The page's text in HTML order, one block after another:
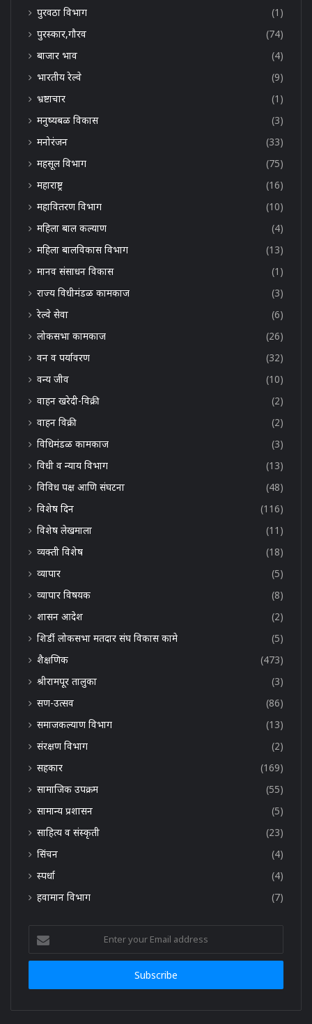
पुरवठा विभाग
(1)
पुरस्कार,गौरव
(74)
बाजार भाव
(4)
भारतीय रेल्वे
(9)
भ्रष्टाचार
(1)
मनुष्यबळ विकास
(3)
मनोरंजन
(33)
महसूल विभाग
(75)
महाराष्ट्र
(16)
महावितरण विभाग
(10)
महिला बाल कल्याण
(4)
महिला बालविकास विभाग
(13)
मानव संसाधन विकास
(1)
राज्य विधीमंडळ कामकाज
(3)
रेल्वे सेवा
(6)
लोकसभा कामकाज
(26)
वन व पर्यावरण
(32)
वन्य जीव
(10)
वाहन खरेदी-विक्री
(2)
वाहन विक्री
(2)
विधिमंडळ कामकाज
(3)
विधी व न्याय विभाग
(13)
विविध पक्ष आणि संघटना
(48)
विशेष दिन
(116)
विशेष लेखमाला
(11)
व्यक्ती विशेष
(18)
व्यापार
(5)
व्यापार विषयक
(8)
शासन आदेश
(2)
शिर्डी लोकसभा मतदार संघ विकास कामे
(5)
शैक्षणिक
(473)
श्रीरामपूर तालुका
(3)
सण-उत्सव
(86)
समाजकल्याण विभाग
(13)
संरक्षण विभाग
(2)
सहकार
(169)
सामाजिक उपक्रम
(55)
सामान्य प्रशासन
(5)
साहित्य व संस्कृती
(23)
सिंचन
(4)
स्पर्धा
(4)
हवामान विभाग
(7)
your
Email